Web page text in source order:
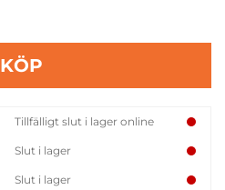
KÖP
Tillfälligt slut i lager online
Slut i lager
Slut i lager